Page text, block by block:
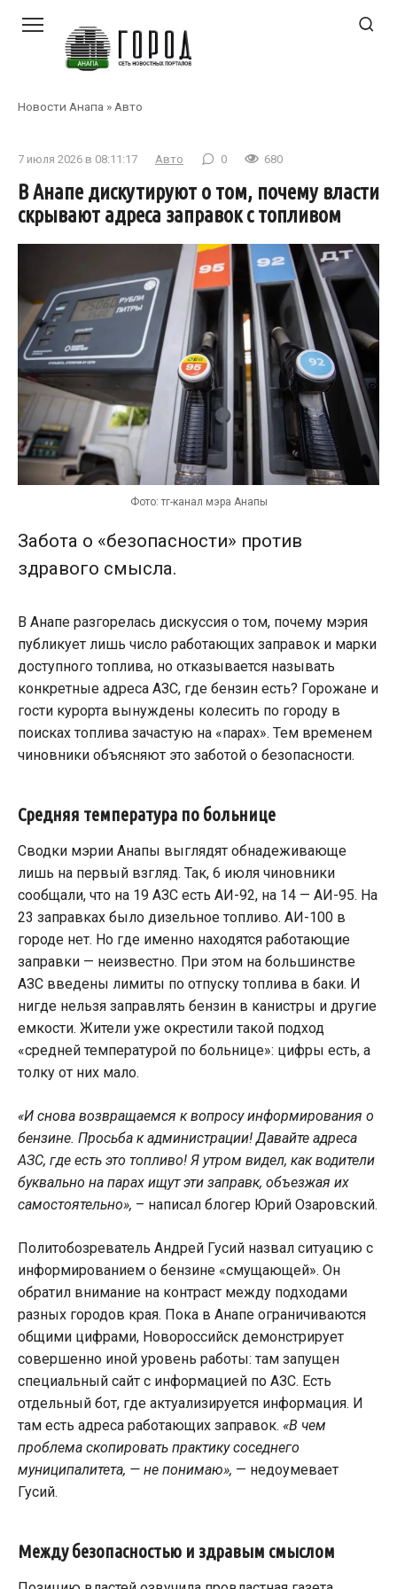
Новости Анапа » Авто
7 июля 2026 в 08:11:17 Авто 0 680
В Анапе дискутируют о том, почему власти
скрывают адреса заправок с топливом
Фото: тг-канал мэра Анапы
Забота о «безопасности» против
здравого смысла.
В Анапе разгорелась дискуссия о том, почему мэрия
публикует лишь число работающих заправок и марки
доступного топлива, но отказывается называть
конкретные адреса АЗС, где бензин есть? Горожане и
гости курорта вынуждены колесить по городу в
поисках топлива зачастую на «парах». Тем временем
чиновники объясняют это заботой о безопасности.
Средняя температура по больнице
Сводки мэрии Анапы выглядят обнадеживающе
лишь на первый взгляд. Так, 6 июля чиновники
сообщали, что на 19 АЗС есть АИ-92, на 14 — АИ-95. На
23 заправках было дизельное топливо. АИ-100 в
городе нет. Но где именно находятся работающие
заправки — неизвестно. При этом на большинстве
АЗС введены лимиты по отпуску топлива в баки. И
нигде нельзя заправлять бензин в канистры и другие
емкости. Жители уже окрестили такой подход
«средней температурой по больнице»: цифры есть, а
толку от них мало.
«И снова возвращаемся к вопросу информирования о
бензине. Просьба к администрации! Давайте адреса
АЗС, где есть это топливо! Я утром видел, как водители
буквально на парах ищут эти заправк, объезжая их
самостоятельно», – написал блогер Юрий Озаровский.
Политобозреватель Андрей Гусий назвал ситуацию с
информированием о бензине «смущающей». Он
обратил внимание на контраст между подходами
разных городов края. Пока в Анапе ограничиваются
общими цифрами, Новороссийск демонстрирует
совершенно иной уровень работы: там запущен
специальный сайт с информацией по АЗС. Есть
отдельный бот, где актуализируется информация. И
там есть адреса работающих заправок. «В чем
проблема скопировать практику соседнего
муниципалитета, — не понимаю», — недоумевает
Гусий.
Между безопасностью и здравым смыслом